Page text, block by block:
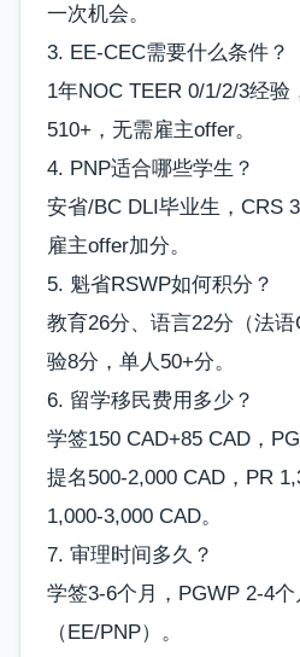
一次机会。
3. EE-CEC需要什么条件？
1年NOC TEER 0/1/2/3经验
510+，无需雇主offer。
4. PNP适合哪些学生？
安省/BC DLI毕业生，CRS
雇主offer加分。
5. 魁省RSWP如何积分？
教育26分、语言22分（法
验8分，单人50+分。
6. 留学移民费用多少？
学签150 CAD+85 CAD，
提名500-2,000 CAD，PR
1,000-3,000 CAD。
7. 审理时间多久？
学签3-6个月，PGWP 2-4个
（EE/PNP）。